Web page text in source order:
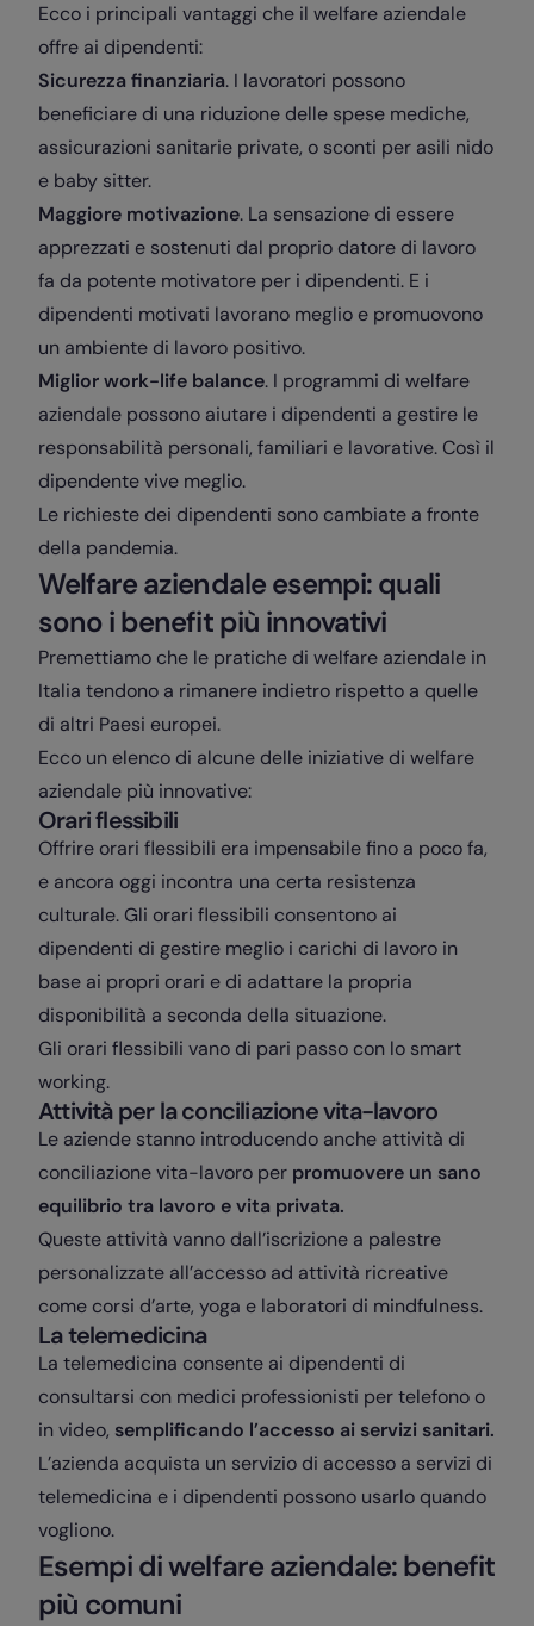
Ecco i principali vantaggi che il welfare aziendale
offre ai dipendenti:
Sicurezza finanziaria. I lavoratori possono
beneficiare di una riduzione delle spese mediche,
assicurazioni sanitarie private, o sconti per asili nido
e baby sitter.
Maggiore motivazione. La sensazione di essere
apprezzati e sostenuti dal proprio datore di lavoro
fa da potente motivatore per i dipendenti. E i
dipendenti motivati lavorano meglio e promuovono
un ambiente di lavoro positivo.
Miglior work-life balance. I programmi di welfare
aziendale possono aiutare i dipendenti a gestire le
responsabilità personali, familiari e lavorative. Così il
dipendente vive meglio.
Le richieste dei dipendenti sono cambiate a fronte
della pandemia.
Welfare aziendale esempi: quali
sono i benefit più innovativi
Premettiamo che le pratiche di welfare aziendale in
Italia tendono a rimanere indietro rispetto a quelle
di altri Paesi europei.
Ecco un elenco di alcune delle iniziative di welfare
aziendale più innovative:
Orari flessibili
Offrire orari flessibili era impensabile fino a poco fa,
e ancora oggi incontra una certa resistenza
culturale. Gli orari flessibili consentono ai
dipendenti di gestire meglio i carichi di lavoro in
base ai propri orari e di adattare la propria
disponibilità a seconda della situazione.
Gli orari flessibili vano di pari passo con lo smart
working.
Attività per la conciliazione vita-lavoro
Le aziende stanno introducendo anche attività di
conciliazione vita-lavoro per promuovere un sano
equilibrio tra lavoro e vita privata.
Queste attività vanno dall’iscrizione a palestre
personalizzate all’accesso ad attività ricreative
come corsi d’arte, yoga e laboratori di mindfulness.
La telemedicina
La telemedicina consente ai dipendenti di
consultarsi con medici professionisti per telefono o
in video, semplificando l’accesso ai servizi sanitari.
L’azienda acquista un servizio di accesso a servizi di
telemedicina e i dipendenti possono usarlo quando
vogliono.
Esempi di welfare aziendale: benefit
più comuni